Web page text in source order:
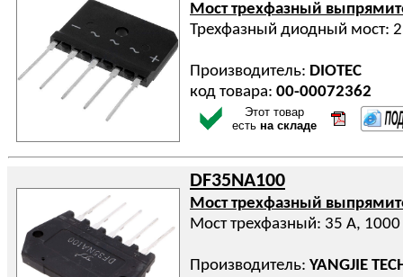
Мост трехфазный
Трехфазный диодный мост:
Производитель: DIOTEC
код товара: 00-00072362
Этот товар
есть на складе
DF35NA100
Мост трехфазный
Мост трехфазный: 35 А, 1000
Производитель: YANGJIE